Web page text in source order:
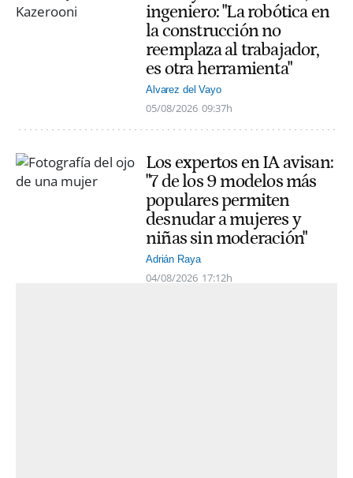
ingeniero: "La robótica en
la construcción no
reemplaza al trabajador,
es otra herramienta"
Alvarez del Vayo
05/08/2026 09:37h
Los expertos en IA avisan:
"7 de los 9 modelos más
populares permiten
desnudar a mujeres y
niñas sin moderación"
Adrián Raya
04/08/2026 17:12h